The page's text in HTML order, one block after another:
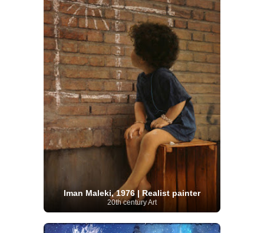
Iman Maleki, 1976 | Realist painter
20th century Art